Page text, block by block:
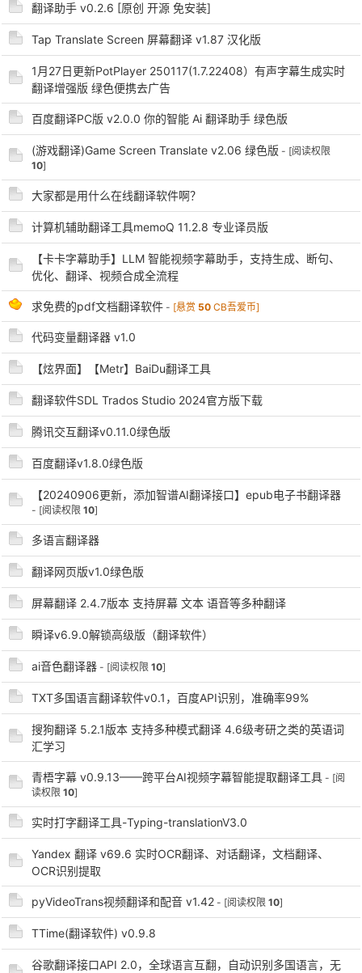
52
po
jie.
cn
翻译助手 v0.2.6 [原创 开源 免安装]
Tap Translate Screen 屏幕翻译 v1.87 汉化版
1月27日更新PotPlayer 250117(1.7.22408）有声字幕生成实时
翻译增强版 绿色便携去广告
百度翻译PC版 v2.0.0 你的智能 Ai 翻译助手 绿色版
(游戏翻译)Game Screen Translate v2.06 绿色版 - [阅读权限
10]
大家都是用什么在线翻译软件啊？
计算机辅助翻译工具memoQ 11.2.8 专业译员版
【卡卡字幕助手】LLM 智能视频字幕助手，支持生成、断句、
优化、翻译、视频合成全流程
求免费的pdf文档翻译软件 - [悬赏 50 CB吾爱币]
代码变量翻译器 v1.0
【炫界面】【Metr】BaiDu翻译工具
翻译软件SDL Trados Studio 2024官方版下载
腾讯交互翻译v0.11.0绿色版
百度翻译v1.8.0绿色版
【20240906更新，添加智谱AI翻译接口】epub电子书翻译器
- [阅读权限 10]
多语言翻译器
翻译网页版v1.0绿色版
屏幕翻译 2.4.7版本 支持屏幕 文本 语音等多种翻译
瞬译v6.9.0解锁高级版（翻译软件）
ai音色翻译器 - [阅读权限 10]
TXT多国语言翻译软件v0.1，百度API识别，准确率99%
搜狗翻译 5.2.1版本 支持多种模式翻译 4.6级考研之类的英语词
汇学习
青梧字幕 v0.9.13——跨平台AI视频字幕智能提取翻译工具 - [阅
读权限 10]
实时打字翻译工具-Typing-translationV3.0
Yandex 翻译 v69.6 实时OCR翻译、对话翻译，文档翻译、
OCR识别提取
pyVideoTrans视频翻译和配音 v1.42 - [阅读权限 10]
TTime(翻译软件) v0.9.8
谷歌翻译接口API 2.0，全球语言互翻，自动识别多国语言，无